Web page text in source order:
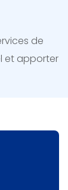
de
et apporter